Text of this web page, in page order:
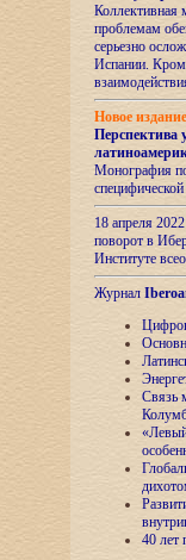
Коллективная
проблемам
серьезно
Испании.
Новое
Перспектива
Монография
18 апреля
поворот в
Институте
Журнал
Связь
40 лет